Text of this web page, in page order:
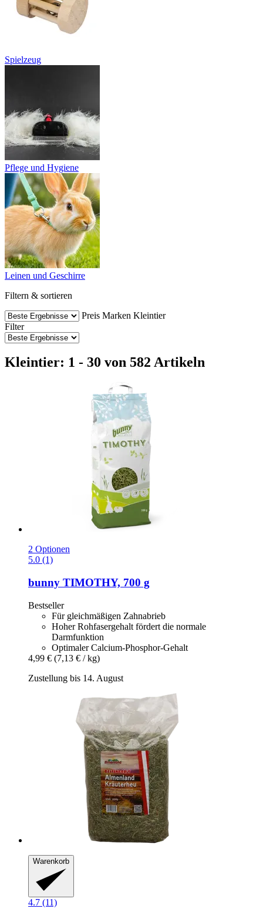
Spielzeug
Pflege und Hygiene
Leinen und Geschirre
Filtern & sortieren
Preis Marken Kleintier
Filter
Kleintier: 1 - 30 von 582 Artikeln
2 Optionen
5.0 (1)
bunny TIMOTHY, 700 g
Bestseller
Für gleichmäßigen Zahnabrieb
Hoher Rohfasergehalt fördert die normale
Darmfunktion
Optimaler Calcium-Phosphor-Gehalt
4,99 € (7,13 € / kg)
Zustellung bis 14. August
Warenkorb
4.7 (11)